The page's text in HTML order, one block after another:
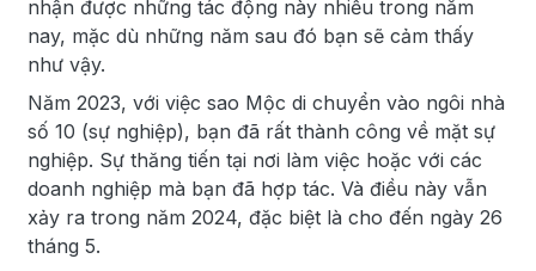
nhận được những tác động này nhiều trong năm
nay, mặc dù những năm sau đó bạn sẽ cảm thấy
như vậy.
Năm 2023, với việc sao Mộc di chuyển vào ngôi nhà
số 10 (sự nghiệp), bạn đã rất thành công về mặt sự
nghiệp. Sự thăng tiến tại nơi làm việc hoặc với các
doanh nghiệp mà bạn đã hợp tác. Và điều này vẫn
xảy ra trong năm 2024, đặc biệt là cho đến ngày 26
tháng 5.